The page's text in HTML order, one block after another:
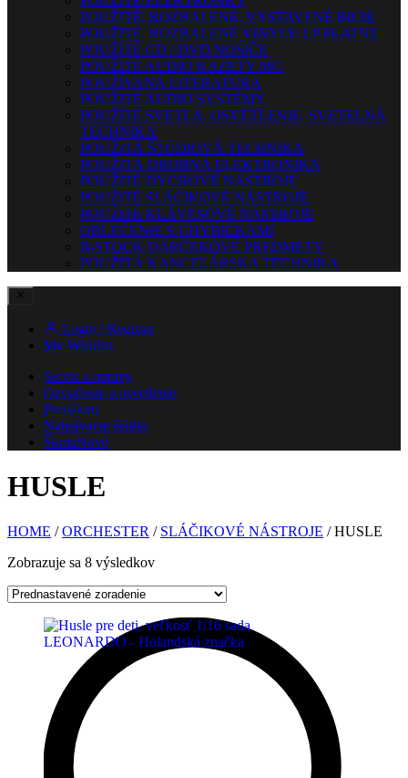
POUŽITÉ, ROZBALENÉ, VYSTAVENÉ BICIE
POUŽITÉ, ROZBALENÉ VINYLY, LP PLATNE
POUŽITÉ CD / DVD NOSIČE
POUŽITÉ AUDIO KAZETY MG
POUŽÍVANÁ LITERATÚRA
POUŽITÉ AUDIO SYSTÉMY
POUŽITÉ SVETLÁ, OSVETLENIE, SVETELNÁ
TECHNIKA
POUŽITÁ ŠTÚDIOVÁ TECHNIKA
POUŽITÁ DROBNÁ ELEKTRONIKA
POUŽITÉ DYCHOVÉ NÁSTROJE
POUŽITÉ SLÁČIKOVÉ NÁSTROJE
POUŽITÉ KLÁVESOVÉ NÁSTROJE
OBLEČENIE S CHYBIČKAMI
B-STOCK DARČEKOVÉ PREDMETY
POUŽITÁ KANCELÁRSKA TECHNIKA
Login / Register
My Wishlist
Servis a opravy
Ozvučenie a osvetlenie
Prenájom
Nahrávacie štúdio
ŠkolaNové
HUSLE
HOME /ORCHESTER / SLÁČIKOVÉ NÁSTROJE / HUSLE
Zobrazuje sa 8 výsledkov